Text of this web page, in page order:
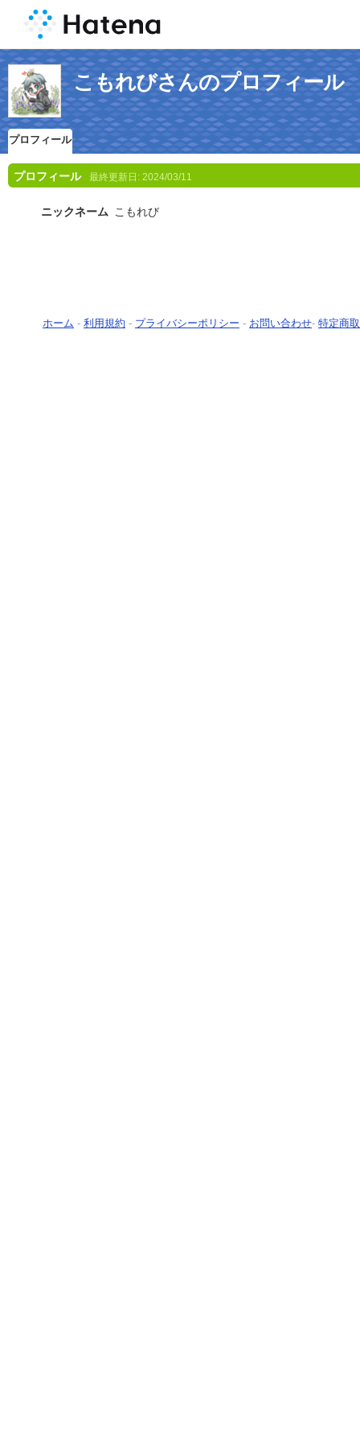
こもれびさんのプロフィール
プロフィール
プロフィール 最終更新日: 2024/03/11
ニックネーム こもれび
ホーム - 利用規約 - プライバシーポリシー - お問い合わせ- 特定商